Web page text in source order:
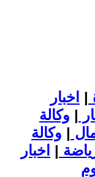
| اخبار
| وكالة
| وكالة
| اخبار